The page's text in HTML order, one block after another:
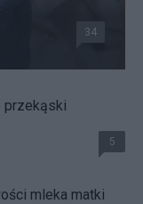
34
przekąski
5
mleka matki